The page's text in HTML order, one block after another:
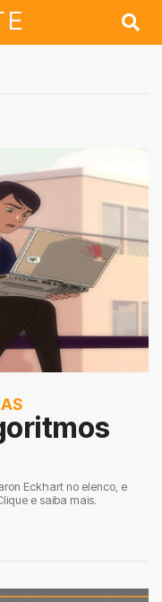
Eckhart no elenco, e
e saiba mais.